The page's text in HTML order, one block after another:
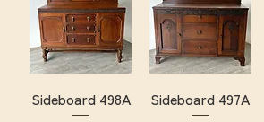
Sideboard 498A Sideboard 497A